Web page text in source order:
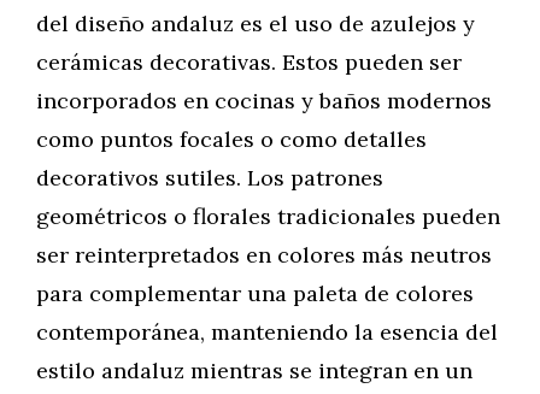
del diseño andaluz es el uso de azulejos y
cerámicas decorativas. Estos pueden ser
incorporados en cocinas y baños modernos
como puntos focales o como detalles
decorativos sutiles. Los patrones
geométricos o florales tradicionales pueden
ser reinterpretados en colores más neutros
para complementar una paleta de colores
contemporánea, manteniendo la esencia del
estilo andaluz mientras se integran en un